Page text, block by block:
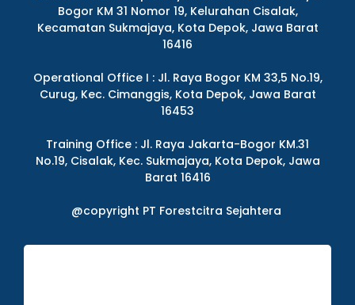
Bogor KM 31 Nomor 19, Kelurahan Cisalak,
Kecamatan Sukmajaya, Kota Depok, Jawa Barat
16416
Operational Office I : Jl. Raya Bogor KM 33,5 No.19,
Curug, Kec. Cimanggis, Kota Depok, Jawa Barat
16453
Training Office : Jl. Raya Jakarta-Bogor KM.31
No.19, Cisalak, Kec. Sukmajaya, Kota Depok, Jawa
Barat 16416
@copyright PT Forestcitra Sejahtera